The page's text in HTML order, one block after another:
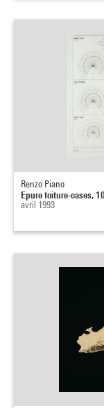
Renzo Piano
Epure toiture-cases,
avril 1993